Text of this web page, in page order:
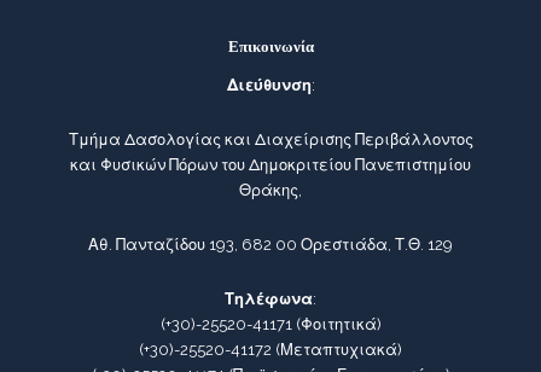
Επικοινωνία
Διεύθυνση:
Τμήμα Δασολογίας και Διαχείρισης Περιβάλλοντος
και Φυσικών Πόρων του Δημοκριτείου Πανεπιστημίου
Θράκης,
Αθ. Πανταζίδου 193, 682 00 Ορεστιάδα, Τ.Θ. 129
Τηλέφωνα:
(+30)-25520-41171(Φοιτητικά)
(+30)-25520-41172 (Μεταπτυχιακά)